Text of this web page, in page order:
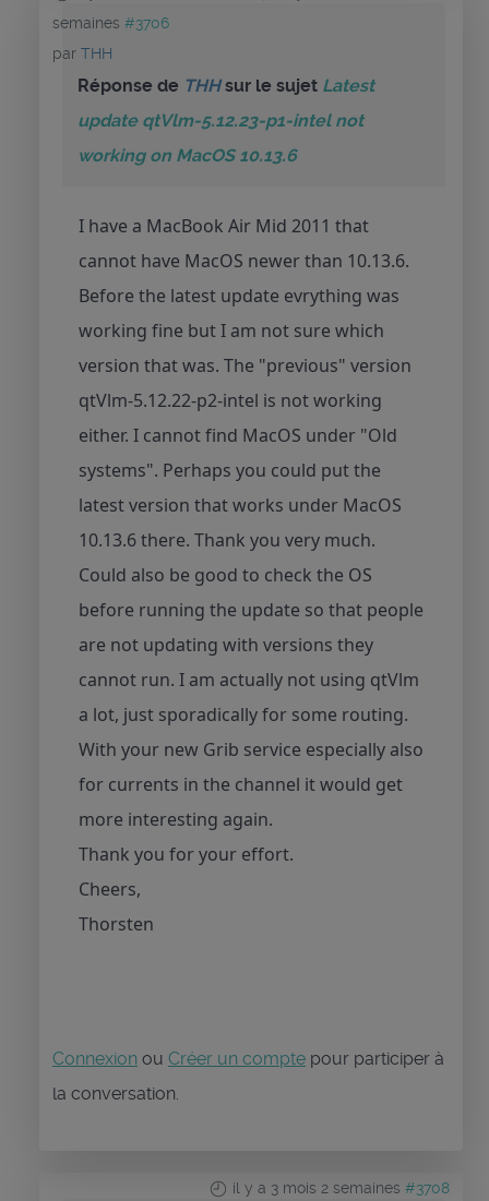
semaines #3706
par THH
Réponse de THHsur le sujet Latest
update qtVlm-5.12.23-p1-intel not
working on MacOS 10.13.6
I have a MacBook Air Mid 2011 that
cannot have MacOS newer than 10.13.6.
Before the latest update evrything was
working fine but I am not sure which
version that was. The "previous" version
qtVlm-5.12.22-p2-intel is not working
either. I cannot find MacOS under "Old
systems". Perhaps you could put the
latest version that works under MacOS
10.13.6 there. Thank you very much.
Could also be good to check the OS
before running the update so that people
are not updating with versions they
cannot run. I am actually not using qtVlm
a lot, just sporadically for some routing.
With your new Grib service especially also
for currents in the channel it would get
more interesting again.
Thank you for your effort.
Cheers,
Thorsten
Connexion ou Créer un compte pour participer à
la conversation.
il y a 3 mois 2 semaines #3708